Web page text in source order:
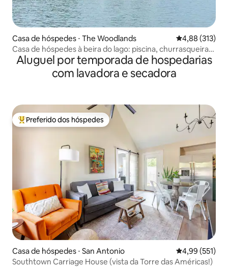
Casa de hóspedes ⋅ The Woodlands 4,88 de uma
4,88 (313)
Casa de hóspedes à beira do lago: piscina, churrasqueira,
bicicleta, pedalinho
Aluguel por temporada de hospedarias
com lavadora e secadora
Entre os melhores preferidos dos hóspedes
Preferido dos hóspedes
Casa de hóspedes ⋅ San Antonio 4,99 de uma
4,99 (551)
Southtown Carriage House (vista da Torre das Américas!)